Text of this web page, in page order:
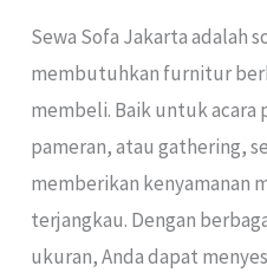
Sewa Sofa Jakarta adalah
membutuhkan furnitur
membeli. Baik untuk acara
pameran, atau gathering,
memberikan kenyamanan
terjangkau. Dengan
ukuran, Anda dapat